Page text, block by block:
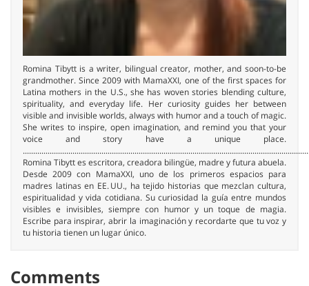
Romina Tibytt is a writer, bilingual creator, mother, and soon-to-be
grandmother. Since 2009 with MamaXXI, one of the first spaces for
Latina mothers in the U.S., she has woven stories blending culture,
spirituality, and everyday life. Her curiosity guides her between
visible and invisible worlds, always with humor and a touch of magic.
She writes to inspire, open imagination, and remind you that your
voice and story have a unique place.
Romina Tibytt es escritora, creadora bilingüe, madre y futura abuela.
Desde 2009 con MamaXXI, uno de los primeros espacios para
madres latinas en EE. UU., ha tejido historias que mezclan cultura,
espiritualidad y vida cotidiana. Su curiosidad la guía entre mundos
visibles e invisibles, siempre con humor y un toque de magia.
Escribe para inspirar, abrir la imaginación y recordarte que tu voz y
tu historia tienen un lugar único.
Comments